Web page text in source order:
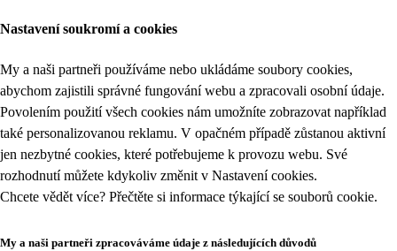
Nastavení soukromí a cookies
My a naši partneři používáme nebo ukládáme soubory cookies,
abychom zajistili správné fungování webu a zpracovali osobní údaje.
Povolením použití všech cookies nám umožníte zobrazovat například
také personalizovanou reklamu. V opačném případě zůstanou aktivní
jen nezbytné cookies, které potřebujeme k provozu webu. Své
rozhodnutí můžete kdykoliv změnit v Nastavení cookies.
Chcete vědět více? Přečtěte si informace týkající se souborů cookie.
My a naši partneři zpracováváme údaje z následujících důvodů